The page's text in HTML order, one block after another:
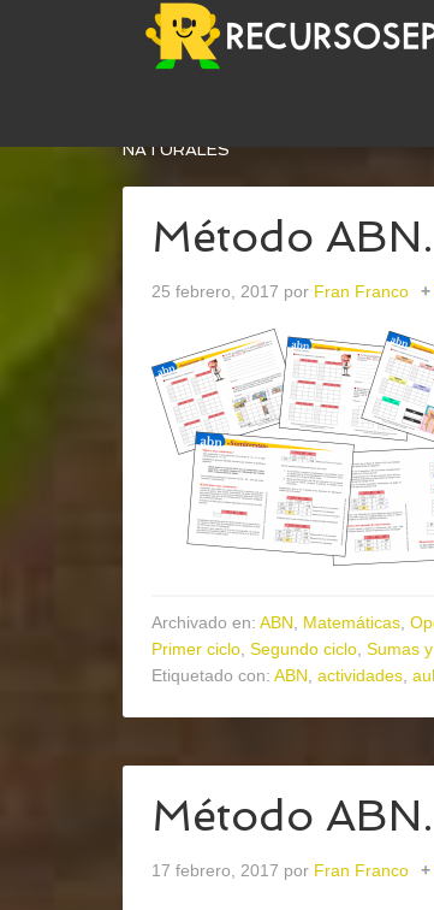
NATURALES
Método
25 febrero, 2017 por Fran Franco
Archivado en: ABN Matemáticas
Primer ciclo Segundo ciclo Sumas
Etiquetado con: ABN actividades
Método
17 febrero, 2017 por Fran Franco